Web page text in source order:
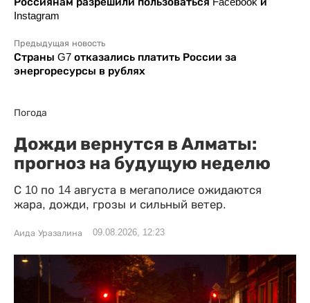
Instagram
Предыдущая новость
Страны G7 отказались платить России за
энергоресурсы в рублях
Погода
Дожди вернутся в Алматы:
прогноз на будущую неделю
С 10 по 14 августа в мегаполисе ожидаются
жара, дожди, грозы и сильный ветер.
Аида Уразалина 09.08.2026, 12:23